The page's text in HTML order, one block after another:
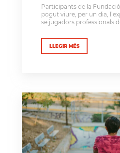
Participants de la
pogut viure, per un dia,
se jugadors professionals
LLEGIR MÉS